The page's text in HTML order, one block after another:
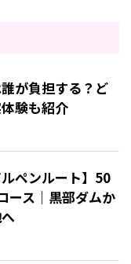
が負担する？ど
験も紹介
ルペンルート】50
ース｜黒部ダムか